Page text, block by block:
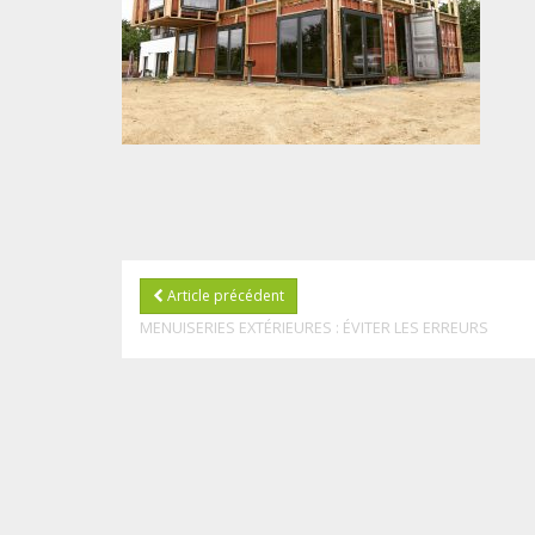
Article précédent
MENUISERIES EXTÉRIEURES : ÉVITER LES ERREURS